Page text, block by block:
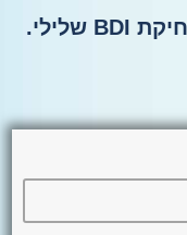
נהנו ממחיקת BDI שלילי.